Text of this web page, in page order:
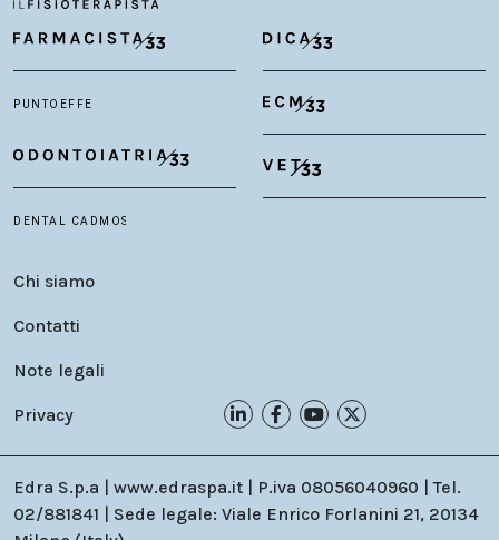
Chi siamo
Contatti
Note legali
Privacy
Edra S.p.a | www.edraspa.it | P.iva 08056040960 | Tel.
02/881841 | Sede legale: Viale Enrico Forlanini 21, 20134